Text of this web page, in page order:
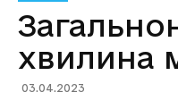
хвилина
03.04.2023